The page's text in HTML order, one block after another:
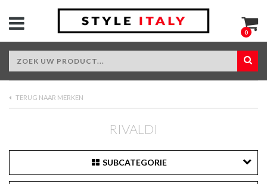
0
TERUG NAAR MERKEN
RIVALDI
SUBCATEGORIE